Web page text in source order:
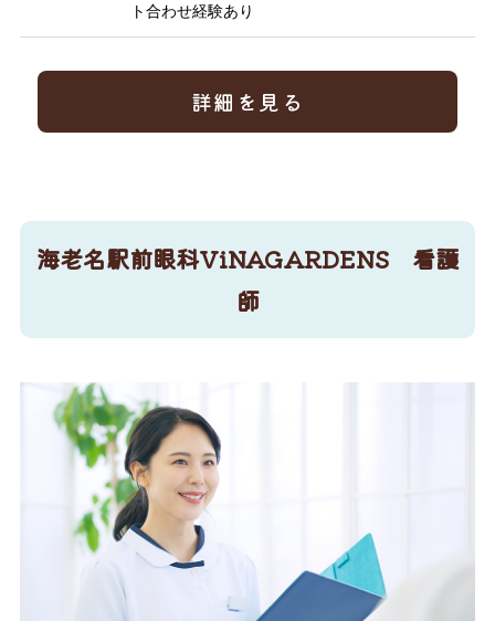
ト合わせ経験あり
詳細を見る
海老名駅前眼科ViNAGARDENS 看護
師